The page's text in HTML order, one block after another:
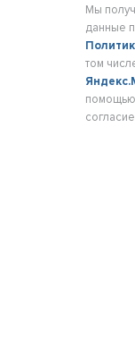
Мы
данные
том
помощью